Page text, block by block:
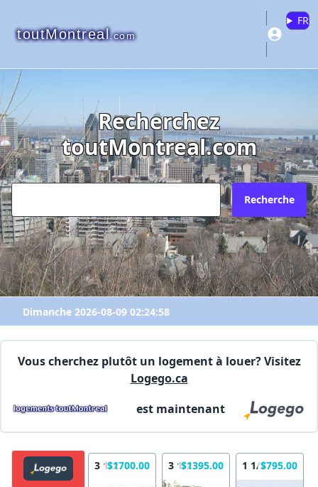
toutMontreal.com
FR
Recherchez
toutMontreal.com
Recherche
Dimanche 2026-08-09 02:24:58
Vous cherchez plutôt un logement à louer? Visitez
Logego.ca
est maintenant
3 1/2$1700.00 3 1/2$1395.00 1 1/2$795.00